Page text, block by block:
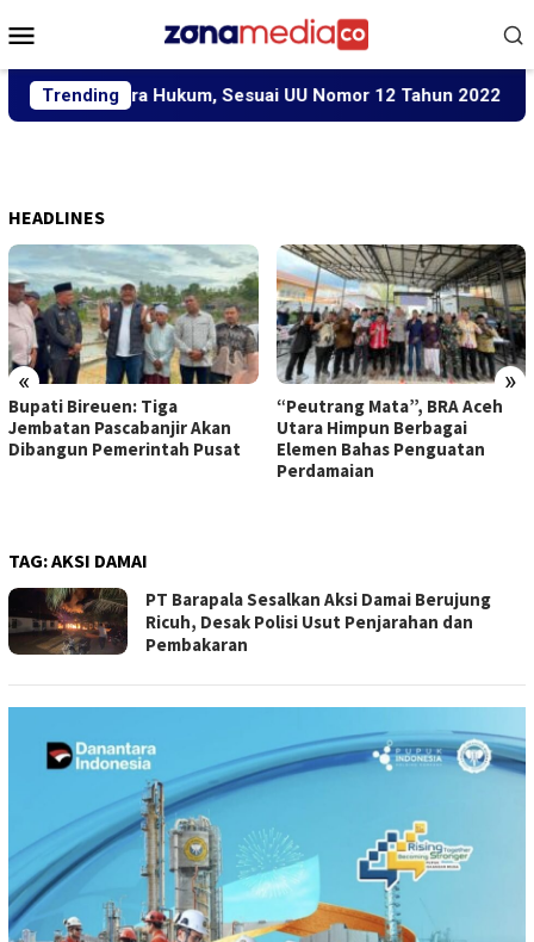
ke
Mobile
Trending
Secara Hukum, Sesuai UU Nomor 12 Tahun 2022 Tentang
HEADLINES
« »
Bupati Bireuen: Tiga
Jembatan Pascabanjir Akan
Dibangun Pemerintah Pusat
“Peutrang Mata”, BRA Aceh
Utara Himpun Berbagai
Elemen Bahas Penguatan
Perdamaian
TAG:AKSI DAMAI
PT Barapala Sesalkan Aksi Damai Berujung
Ricuh, Desak Polisi Usut Penjarahan dan
Pembakaran